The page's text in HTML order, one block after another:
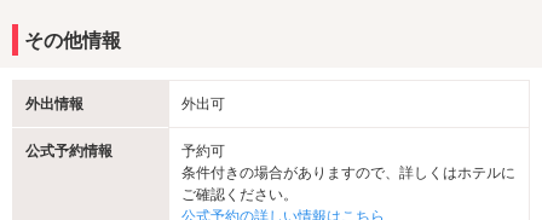
その他情報
外出情報 外出可
公式予約情報
予約可
条件付きの場合がありますので、詳しくはホテルに
ご確認ください。
公式予約の詳しい情報はこちら